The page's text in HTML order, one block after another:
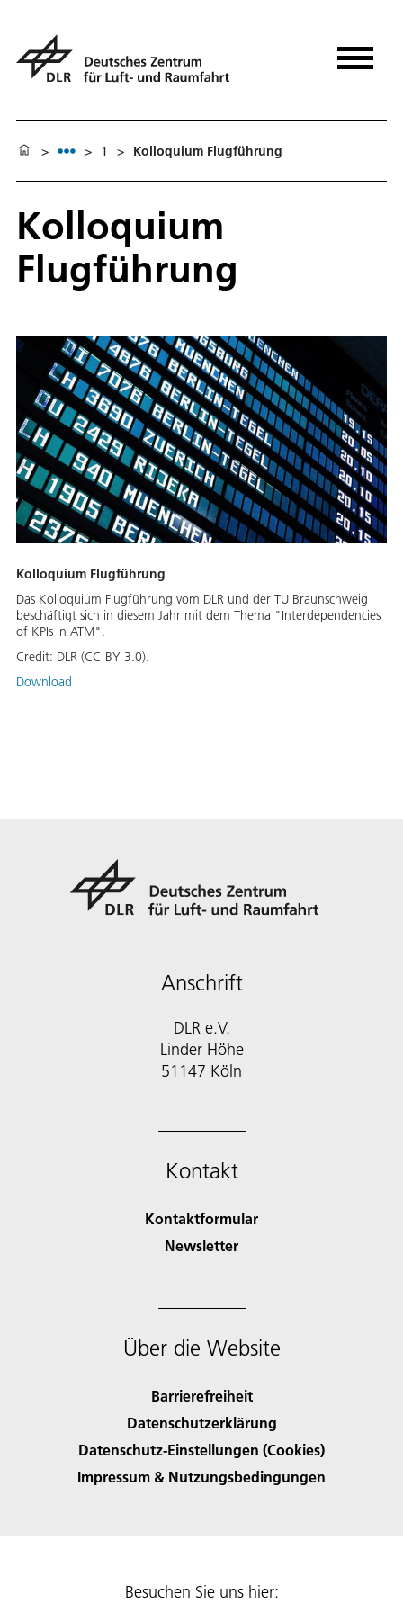
> > 1 > Kolloquium Flugführung
Kolloquium
Flugführung
Kolloquium Flugführung
Das Kolloquium Flugführung vom DLR und der TU Braunschweig
beschäftigt sich in diesem Jahr mit dem Thema "Interdependencies
of KPIs in ATM".
Credit: DLR (CC-BY 3.0).
Download
Anschrift
DLR e.V.
Linder Höhe
51147 Köln
Kontakt
Kontaktformular
Newsletter
Über die Website
Barrierefreiheit
Datenschutzerklärung
Datenschutz-Einstellungen (Cookies)
Impressum & Nutzungsbedingungen
Besuchen Sie uns hier: